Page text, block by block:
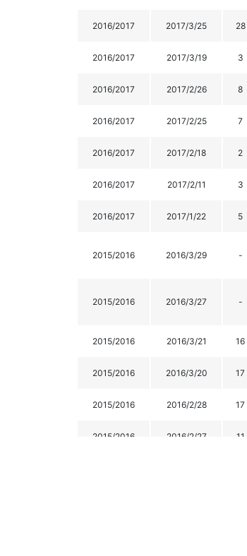
2016/2017 2017/3/25 28
2016/2017 2017/3/19 3
2016/2017 2017/2/26 8
2016/2017 2017/2/25 7
2016/2017 2017/2/18 2
2016/2017 2017/2/11 3
2016/2017 2017/1/22 5
2015/2016 2016/3/29 -
2015/2016 2016/3/27 -
2015/2016 2016/3/21 16
2015/2016 2016/3/20 17
2015/2016 2016/2/28 17
2015/2016 2016/2/27 11